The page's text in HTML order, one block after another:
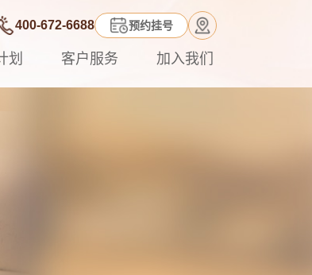
划 客户服务 加入我们
400-672-6688 预约挂号